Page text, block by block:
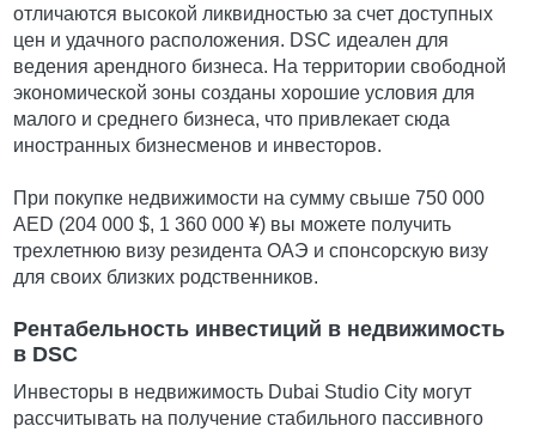
отличаются высокой ликвидностью за счет доступных
цен и удачного расположения. DSC идеален для
ведения арендного бизнеса. На территории свободной
экономической зоны созданы хорошие условия для
малого и среднего бизнеса, что привлекает сюда
иностранных бизнесменов и инвесторов.
При покупке недвижимости на сумму свыше 750 000
AED (204 000 $, 1 360 000 ¥) вы можете получить
трехлетнюю визу резидента ОАЭ и спонсорскую визу
для своих близких родственников.
Рентабельность инвестиций в недвижимость
в DSC
Инвесторы в недвижимость Dubai Studio City могут
рассчитывать на получение стабильного пассивного